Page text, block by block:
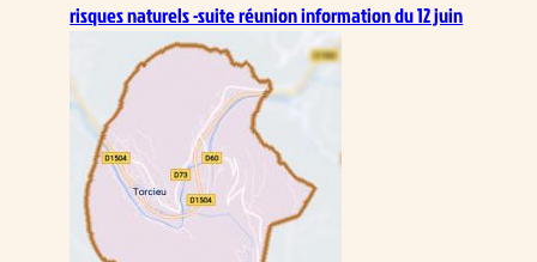
risques naturels -suite réunion information du 12 juin